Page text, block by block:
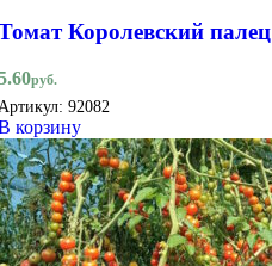
Королевский палец
руб.
92082
корзину